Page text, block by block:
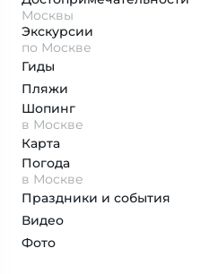
Москвы
Экскурсии
по Москве
Гиды
Пляжи
Шопинг
в Москве
Карта
Погода
в Москве
Праздники и события
Видео
Фото